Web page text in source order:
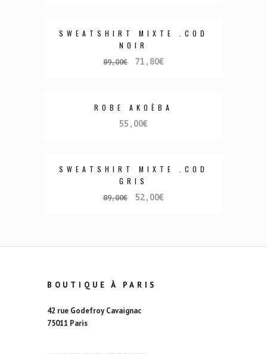
SWEATSHIRT MIXTE .COD
NOIR
89,00€ 71,80€
ROBE AKOÈBA
55,00€
SWEATSHIRT MIXTE .COD
GRIS
89,00€ 52,00€
BOUTIQUE À PARIS
42 rue Godefroy Cavaignac
75011 Paris